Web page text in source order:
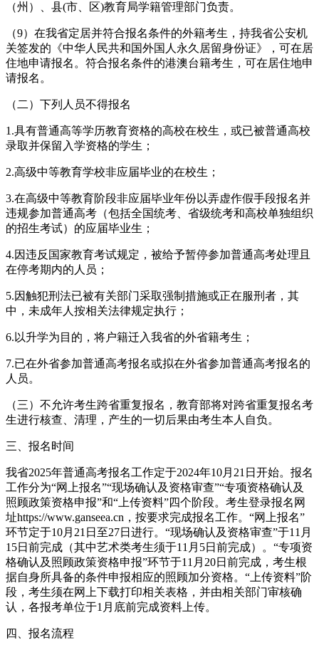
（州）、县(市、区)教育局学籍管理部门负责。
（9）在我省定居并符合报名条件的外籍考生，持我省公安机
关签发的《中华人民共和国外国人永久居留身份证》，可在居
住地申请报名。符合报名条件的港澳台籍考生，可在居住地申
请报名。
（二）下列人员不得报名
1.具有普通高等学历教育资格的高校在校生，或已被普通高校
录取并保留入学资格的学生；
2.高级中等教育学校非应届毕业的在校生；
3.在高级中等教育阶段非应届毕业年份以弄虚作假手段报名并
违规参加普通高考（包括全国统考、省级统考和高校单独组织
的招生考试）的应届毕业生；
4.因违反国家教育考试规定，被给予暂停参加普通高考处理且
在停考期内的人员；
5.因触犯刑法已被有关部门采取强制措施或正在服刑者，其
中，未成年人按相关法律规定执行；
6.以升学为目的，将户籍迁入我省的外省籍考生；
7.已在外省参加普通高考报名或拟在外省参加普通高考报名的
人员。
（三）不允许考生跨省重复报名，教育部将对跨省重复报名考
生进行核查、清理，产生的一切后果由考生本人自负。
三、报名时间
我省2025年普通高考报名工作定于2024年10月21日开始。报名
工作分为“网上报名”“现场确认及资格审查”“专项资格确认及
照顾政策资格申报”和“上传资料”四个阶段。考生登录报名网
址https://www.ganseea.cn，按要求完成报名工作。“网上报名”
环节定于10月21日至27日进行。“现场确认及资格审查”于11月
15日前完成（其中艺术类考生须于11月5日前完成）。“专项资
格确认及照顾政策资格申报”环节于11月20日前完成，考生根
据自身所具备的条件申报相应的照顾加分资格。“上传资料”阶
段，考生须在网上下载打印相关表格，并由相关部门审核确
认，各报考单位于1月底前完成资料上传。
四、报名流程